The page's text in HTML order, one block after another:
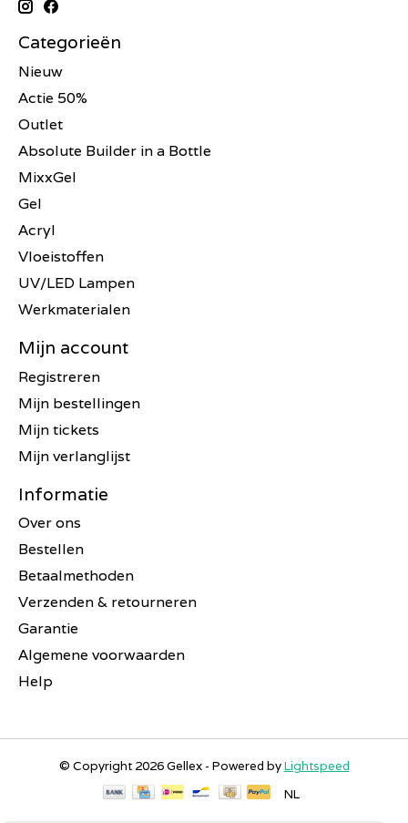
Categorieën
Nieuw
Actie 50%
Outlet
Absolute Builder in a Bottle
MixxGel
Gel
Acryl
Vloeistoffen
UV/LED Lampen
Werkmaterialen
Mijn account
Registreren
Mijn bestellingen
Mijn tickets
Mijn verlanglijst
Informatie
Over ons
Bestellen
Betaalmethoden
Verzenden & retourneren
Garantie
Algemene voorwaarden
Help
© Copyright 2026 Gellex - Powered byLightspeed
NL